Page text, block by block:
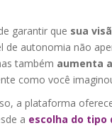
garantir que sua
de autonomia não
também aumenta
como você
a plataforma
a escolha do tipo